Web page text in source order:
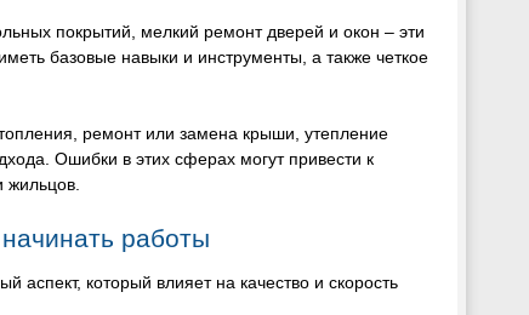
покрытий, мелкий ремонт дверей и окон – эти
базовые навыки и инструменты, а также четкое
ремонт или замена крыши, утепление
Ошибки в этих сферах могут привести к
работы
который влияет на качество и скорость